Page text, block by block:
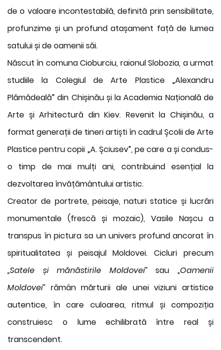
de o valoare incontestabilă, definită prin sensibilitate,
profunzime și un profund atașament față de lumea
satului și de oamenii săi.
Născut în comuna Cioburciu, raionul Slobozia, a urmat
studiile la Colegiul de Arte Plastice „Alexandru
Plămădeală” din Chișinău și la Academia Națională de
Arte și Arhitectură din Kiev. Revenit la Chișinău, a
format generații de tineri artiști în cadrul Școlii de Arte
Plastice pentru copii „A. Șciusev”, pe care a și condus-
o timp de mai mulți ani, contribuind esențial la
dezvoltarea învățământului artistic.
Creator de portrete, peisaje, naturi statice și lucrări
monumentale (frescă și mozaic), Vasile Nașcu a
transpus în pictura sa un univers profund ancorat în
spiritualitatea și peisajul Moldovei. Cicluri precum
„Satele și mănăstirile Moldovei”sau„Oamenii
Moldovei” rămân mărturii ale unei viziuni artistice
autentice, în care culoarea, ritmul și compoziția
construiesc o lume echilibrată între real și
transcendent.